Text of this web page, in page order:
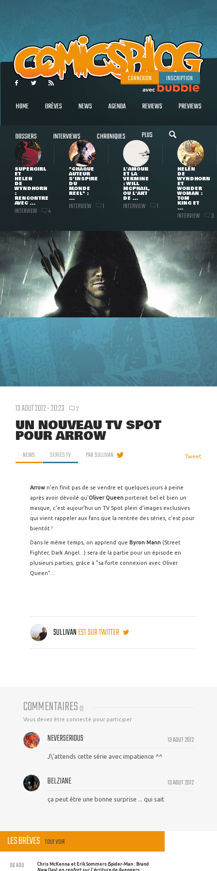
CONNEXION INSCRIPTION
HOME BRÈVES NEWS AGENDA REVIEWS PREVIEWS
DOSSIERS INTERVIEWS CHRONIQUES PLUS
SUPERGIRL
ET
HELEN
DE
WYNDHORN
:
RENCONTRE
AVEC ...
INTERVIEW 4
"CHAQUE
AUTEUR
S'INSPIRE
DU
MONDE
RÉEL" :
...
INTERVIEW 1
L'AMOUR
ET LA
VERMINE
: WILL
MCPHAIL,
OU L'ART
DE ...
INTERVIEW 1
HELEN
DE
WYNDHORN
ET
WONDER
WOMAN :
TOM
KING ET
...
INTERVIEW 3
13 AOUT 2012 - 20:23 2
UN NOUVEAU TV SPOT
POUR ARROW
NEWS SERIES TV PARSULLIVAN Tweet
Arrow n'en finit pas de se vendre et quelques jours à peine
après avoir dévoilé qu'Oliver Queen porterait bel et bien un
masque, c'est aujour'hui un TV Spot plein d'images exclusives
qui vient rappeler aux fans que la rentrée des séries, c'est pour
bientôt !
Dans le même temps, on apprend que Byron Mann (Street
Fighter, Dark Angel...) sera de la partie pour un épisode en
plusieurs parties, grâce à "sa forte connexion avec Oliver
Queen"...
SULLIVANEST SUR TWITTER
COMMENTAIRES (2)
Vous devez être connecté pour participer
13 AOUT 2012
NEVERSERIOUS
J\'attends cette série avec impatience ^^
13 AOUT 2012
BELZIANE
ça peut être une bonne surprise ... qui sait
LES BRÈVES TOUT VOIR
Chris McKenna et Erik Sommers (Spider-Man : Brand
New Day) en renfort sur l'écriture de Avengers :
06 AOU